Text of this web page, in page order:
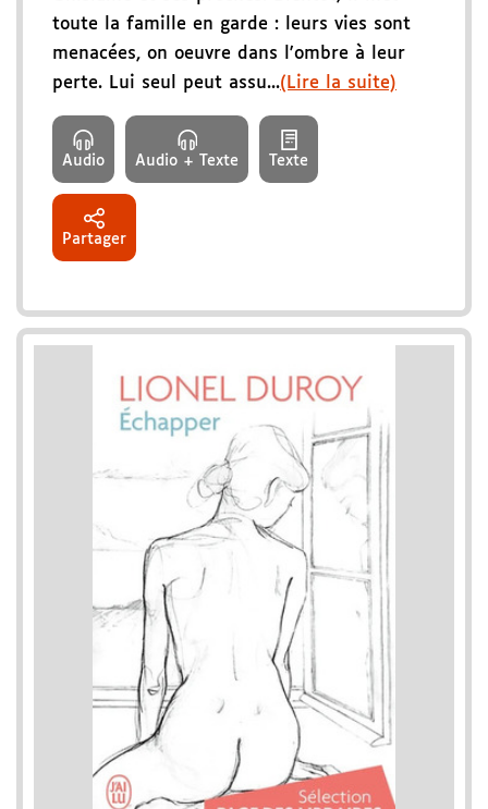
toute la famille en garde : leurs vies sont
menacées, on oeuvre dans l'ombre à leur
perte. Lui seul peut assu...(Lire la suite)
Audio Audio + Texte Texte
Partager